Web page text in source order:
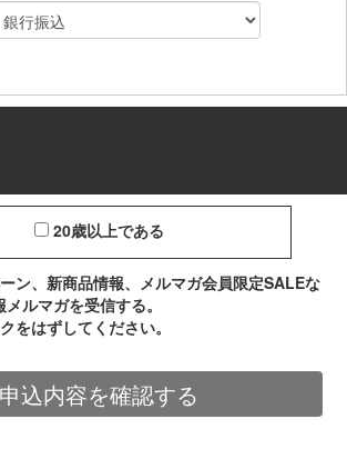
20歳以上である
ン、新商品情報、メルマガ会員限定SALEな
ルマガを受信する。
をはずしてください。